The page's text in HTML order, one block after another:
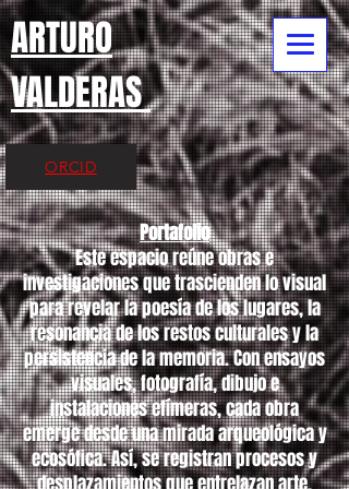
ARTURO
VALDERAS
ORCID
Portafolio
Este espacio reúne obras e
investigaciones que trascienden lo visual
para revelar la poesía de los lugares, la
resonancia de los restos culturales y la
persistencia de la memoria. Con ensayos
visuales, fotografía, dibujo e
instalaciones efímeras, cada obra
emerge desde una mirada arqueológica y
ecosófica. Así, se registran procesos y